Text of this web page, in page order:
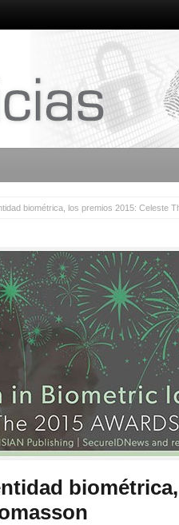
biométrica, los premios 2015: Celeste